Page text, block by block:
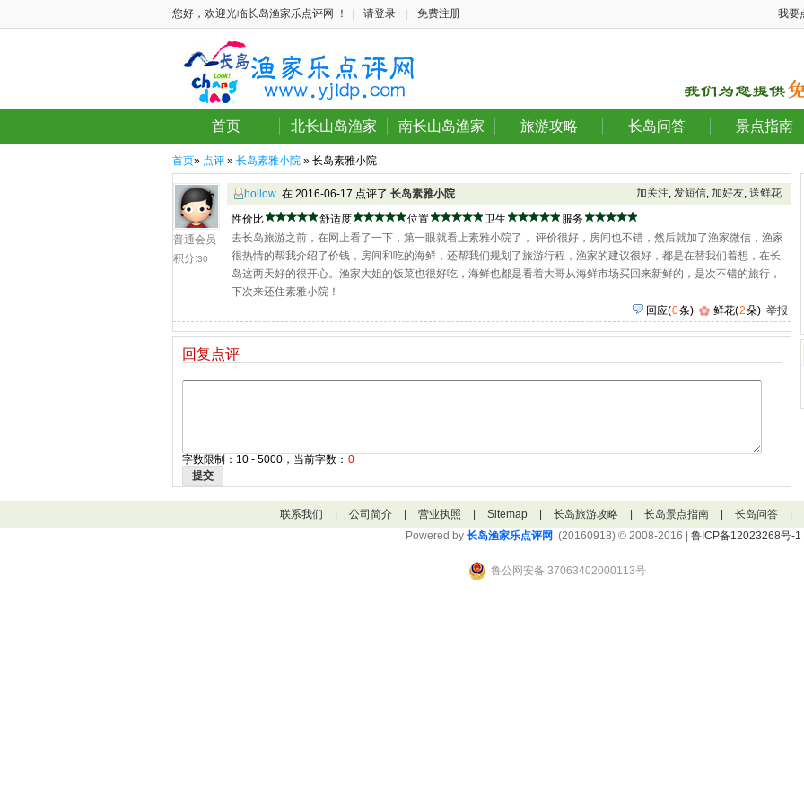
您好，欢迎光临长岛渔家乐点评网 ！ 请登录 免费注册 我要
首页 北长山岛渔家 南长山岛渔家 旅游攻略 长岛问答 景点指南
首页» 点评 » 长岛素雅小院 » 长岛素雅小院
普通会员
积分:30
加关注, 发短信, 加好友, 送鲜花
hollow 在 2016-06-17 点评了 长岛素雅小院
性价比
舒适度 位置 卫生
服务
去长岛旅游之前，在网上看了一下，第一眼就看上素雅小院了， 评价很好，房间也不错，然后就加了渔家微信，渔家
很热情的帮我介绍了价钱，房间和吃的海鲜，还帮我们规划了旅游行程，渔家的建议很好，都是在替我们着想，在长
岛这两天好的很开心。渔家大姐的饭菜也很好吃，海鲜也都是看着大哥从海鲜市场买回来新鲜的，是次不错的旅行，
下次来还住素雅小院！
回应(0条) 鲜花(2朵) 举报
回复点评
字数限制：10 - 5000，当前字数： 0
提交
联系我们 公司简介 营业执照 Sitemap 长岛旅游攻略 长岛景点指南 长岛问答
Powered by 长岛渔家乐点评网 (20160918) © 2008-2016 | 鲁ICP备12023268号-1
鲁公网安备 37063402000113号